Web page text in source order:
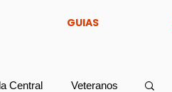
GUIAS
Central Veteranos